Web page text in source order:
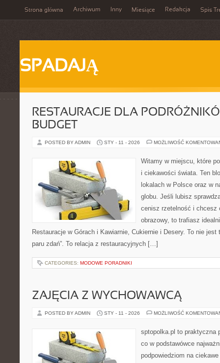
Strona główna Archiwum Inny Miesiące Redakcja Spis
SPADAJĄ
RESTAURACJE DLA
BUDGET
POSTED BY ADMIN STY - 11 - 2026 MOŻLIWOŚĆ
Witamy w miejscu, które
i ciekawości świata. Ten
lokalach w Polsce oraz w
globu. Jeśli lubisz
cenisz rzetelność i chcesz
obrazowy, to trafiasz
Restauracje w Górach i Kawiarnie, Cukiernie i Desery. To nie jest
paru zdań”. To relacja z restauracyjnych […]
CATEGORIES: MODOWE PORADNIKI
ZAJĘCIA Z WYCHOWAWCĄ
POSTED BY ADMIN STY - 11 - 2026 MOŻLIWOŚĆ
sptopolka.pl to praktyczna
co w podstawówce
podpowiedziom na